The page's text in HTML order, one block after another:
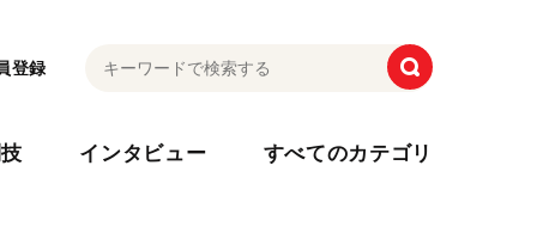
登録
インタビュー すべてのカテゴリ